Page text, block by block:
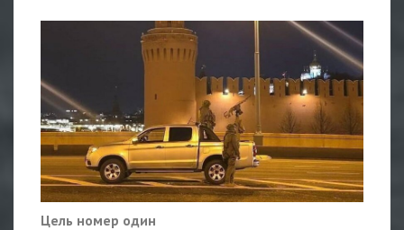
Цель номер один